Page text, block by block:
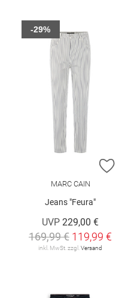
MARC CAIN
Jeans "Feura"
UVP 229,00 €
169,99 € 119,99 €
inkl. MwSt. zzgl.Versand
-29%